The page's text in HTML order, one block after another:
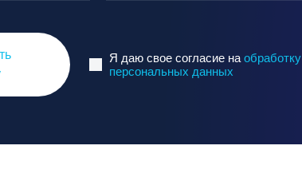
Я даю свое согласие наобработку
персональных данных